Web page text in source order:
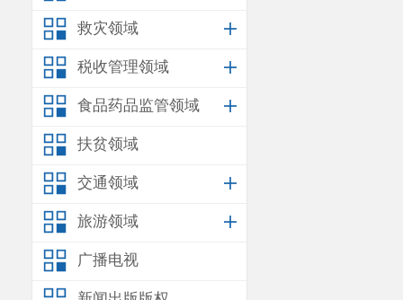
救灾领域
税收管理领域
食品药品监管领域
扶贫领域
交通领域
旅游领域
广播电视